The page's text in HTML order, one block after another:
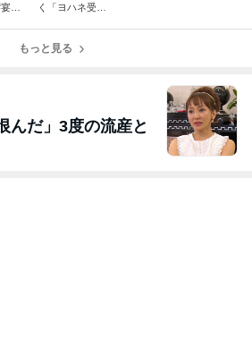
Ⅵ
く「ヨハネ受難
もっと見る
んだ」3度の流産と